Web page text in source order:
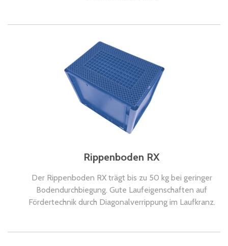
Rippenboden RX
Der Rippenboden RX trägt bis zu 50 kg bei geringer
Bodendurchbiegung. Gute Laufeigenschaften auf
Fördertechnik durch Diagonalverrippung im Laufkranz.